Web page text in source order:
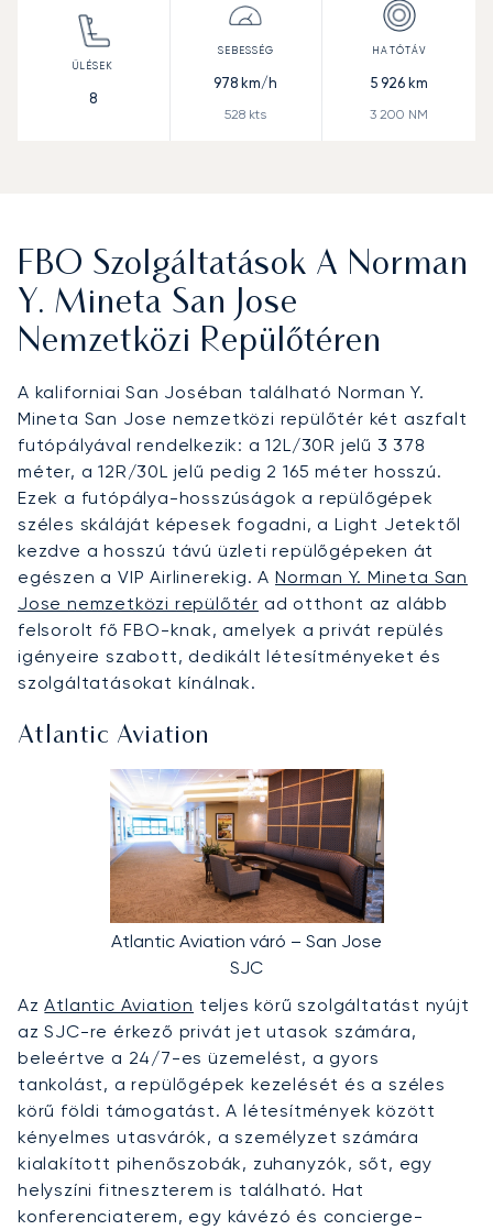
8
978 km/h
528 kts
5 926km
3 200 NM
FBO Szolgáltatások A Norman
Y. Mineta San Jose
Nemzetközi Repülőtéren
A kaliforniai San Joséban található Norman Y.
Mineta San Jose nemzetközi repülőtér két aszfalt
futópályával rendelkezik: a 12L/30R jelű 3 378
méter, a 12R/30L jelű pedig 2 165 méter hosszú.
Ezek a futópálya-hosszúságok a repülőgépek
széles skáláját képesek fogadni, a Light Jetektől
kezdve a hosszú távú üzleti repülőgépeken át
egészen a VIP Airlinerekig. ANorman Y. Mineta San
Jose nemzetközi repülőtér ad otthont az alább
felsorolt fő FBO-knak, amelyek a privát repülés
igényeire szabott, dedikált létesítményeket és
szolgáltatásokat kínálnak.
Atlantic Aviation
Atlantic Aviation váró – San Jose
SJC
AzAtlantic Aviation teljes körű szolgáltatást nyújt
az SJC-re érkező privát jet utasok számára,
beleértve a 24/7-es üzemelést, a gyors
tankolást, a repülőgépek kezelését és a széles
körű földi támogatást. A létesítmények között
kényelmes utasvárók, a személyzet számára
kialakított pihenőszobák, zuhanyzók, sőt, egy
helyszíni fitneszterem is található. Hat
konferenciaterem, egy kávézó és concierge-